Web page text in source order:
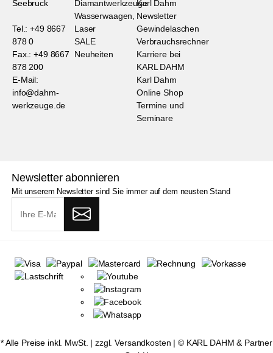
Seebruck
Tel.: +49 8667
878 0
Fax.: +49 8667
878 200
E-Mail:
info@dahm-
werkzeuge.de
Diamantwerkzeuge
Wasserwaagen,
Laser
SALE
Neuheiten
Karl Dahm
Newsletter
Gewindelaschen
Verbrauchsrechner
Karriere bei
KARL DAHM
Karl Dahm
Online Shop
Termine und
Seminare
Newsletter abonnieren
Mit unserem Newsletter sind Sie immer auf dem neusten Stand
* Alle Preise inkl. MwSt. |zzgl. Versandkosten | © KARL DAHM & Partner